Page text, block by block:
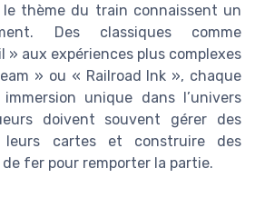
thème du train connaissent un
Des classiques comme
» aux expériences plus complexes
» ou « Railroad Ink », chaque
unique dans l’univers
doivent souvent gérer des
leurs cartes et construire des
fer pour remporter la partie.